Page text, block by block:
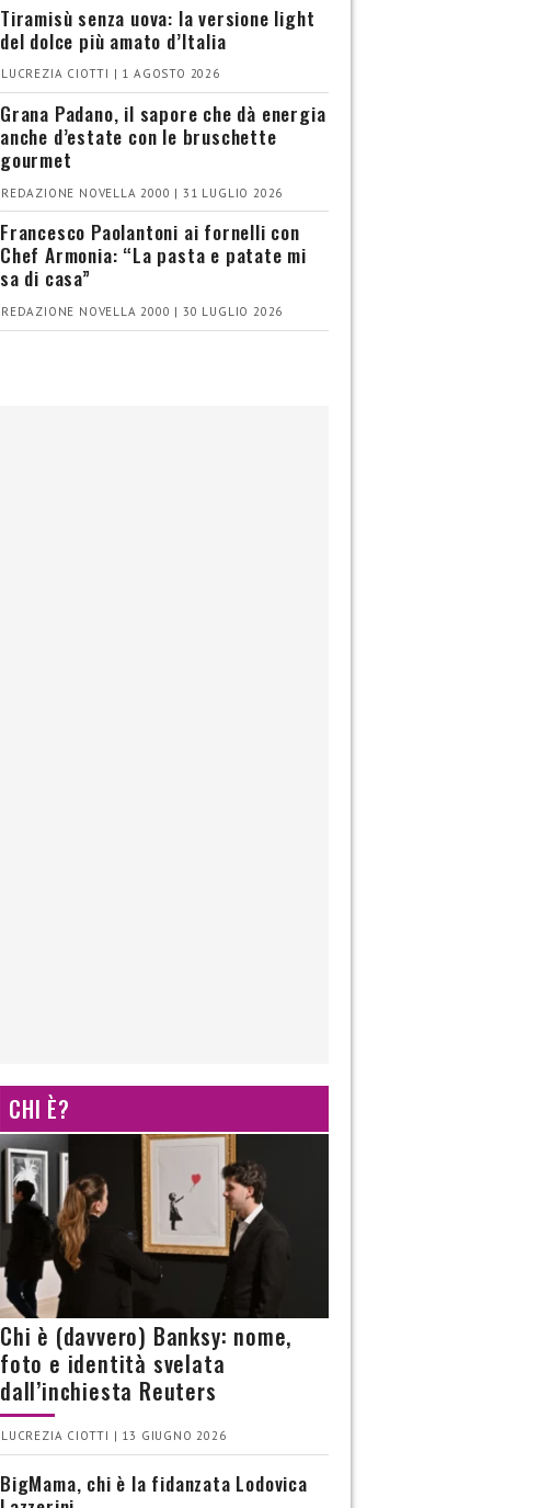
Tiramisù senza uova: la versione light
del dolce più amato d’Italia
LUCREZIA CIOTTI | 1 AGOSTO 2026
Grana Padano, il sapore che dà energia
anche d’estate con le bruschette
gourmet
REDAZIONE NOVELLA 2000 | 31 LUGLIO 2026
Francesco Paolantoni ai fornelli con
Chef Armonia: “La pasta e patate mi
sa di casa”
REDAZIONE NOVELLA 2000 | 30 LUGLIO 2026
CHI È?
Chi è (davvero) Banksy: nome,
foto e identità svelata
dall’inchiesta Reuters
LUCREZIA CIOTTI | 13 GIUGNO 2026
BigMama, chi è la fidanzata Lodovica